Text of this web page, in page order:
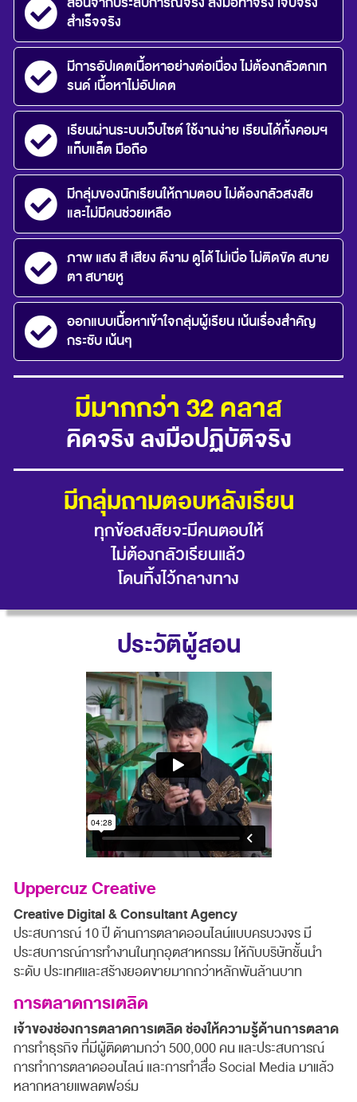
สำเร็จจริง
มีการอัปเดตเนื้อหาอย่างต่อเนื่อง ไม่ต้องกลัวตกเท
รนด์ เนื้อหาไม่อัปเดต
เรียนผ่านระบบเว็บไซต์ ใช้งานง่าย เรียนได้ทั้งคอมฯ
แท็บแล็ต มือถือ
มีกลุ่มของนักเรียนให้ถามตอบ ไม่ต้องกลัวสงสัย
และไม่มีคนช่วยเหลือ
ภาพ แสง สี เสียง ดีงาม ดูได้ไม่เบื่อ ไม่ติดขัด สบาย
ตา สบายหู
ออกแบบเนื้อหาเข้าใจกลุ่มผู้เรียน เน้นเรื่องสำคัญ
กระชับ เน้นๆ
มีมากกว่า 32 คลาส
คิดจริง ลงมือปฏิบัติจริง
มีกลุ่มถามตอบหลังเรียน
ทุกข้อสงสัยจะมีคนตอบให้
ไม่ต้องกลัวเรียนแล้ว
โดนทิ้งไว้กลางทาง
ประวัติผู้สอน
Uppercuz Creative
Creative Digital & Consultant Agency
ประสบการณ์ 10 ปี ด้านการตลาดออนไลน์แบบครบวงจร มี
ประสบการณ์การทำงานในทุกอุตสาหกรรม ให้กับบริษัทชั้นนำ
ระดับ ประเทศและสร้างยอดขายมากกว่าหลักพันล้านบาท
การตลาดการเตลิด
เจ้าของช่องการตลาดการเตลิด ช่องให้ความรู้ด้านการตลาด
การทำธุรกิจ ที่มีผู้ติดตามกว่า 500,000 คน และประสบการณ์
การทำการตลาดออนไลน์ และการทำสื่อ Social Media มาแล้ว
หลากหลายแพลตฟอร์ม